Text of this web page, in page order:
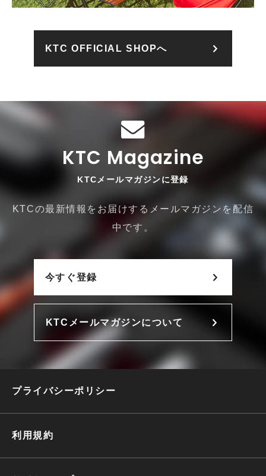
KTC OFFICIAL SHOPへ
KTC Magazine
KTCメールマガジンに登録
KTCの最新情報をお届けするメールマガジンを配信
中です。
今すぐ登録
KTCメールマガジンについて
プライバシーポリシー
利用規約